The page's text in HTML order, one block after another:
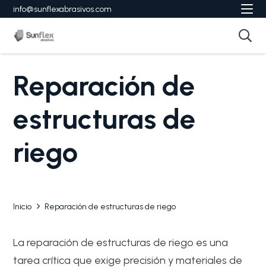
info@sunflexabrasivos.com
Reparación de
estructuras de
riego
Inicio Reparación de estructuras de riego
La reparación de estructuras de riego es una
tarea crítica que exige precisión y materiales de